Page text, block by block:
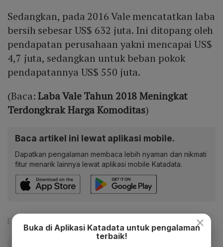
Sedangkan, pada 2016 Vale mencatatkan laba
bersih sebesar US$ 632 juta. Ini ditopang oleh
pendapatan perusahaan yakni mencapai US$
4,7 juta, sedangkan untuk beban pokok
pendapatannya US$ 550 juta.
(Baca:Laba Vale Tahun 2018 Meningkat
Terdongkrak Harga Komoditas)
Baca artikel ini lewat aplikasi mobile.
Dapatkan pengalaman membaca lebih nyaman dan nikmati
fitur menarik lainnya lewat aplikasi mobile Katadata.
Editor: ×
Buka di Aplikasi Katadata untuk pengalaman
terbaik!